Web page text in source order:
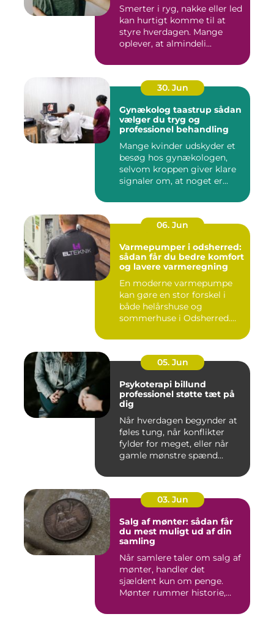
Smerter i ryg, nakke eller led
kan hurtigt komme til at
styre hverdagen. Mange
oplever, at almindeli...
30. Jun
Gynækolog taastrup sådan
vælger du tryg og
professionel behandling
Mange kvinder udskyder et
besøg hos gynækologen,
selvom kroppen giver klare
signaler om, at noget er...
06. Jun
Varmepumper i odsherred:
sådan får du bedre komfort
og lavere varmeregning
En moderne varmepumpe
kan gøre en stor forskel i
både helårshuse og
sommerhuse i Odsherred.
05. Jun
Psykoterapi billund
professionel støtte tæt på
dig
Når hverdagen begynder at
føles tung, når konflikter
fylder for meget, eller når
gamle mønstre spænd...
03. Jun
Salg af mønter: sådan får
du mest muligt ud af din
samling
Når samlere taler om salg af
mønter, handler det
sjældent kun om penge.
Mønter rummer historie,